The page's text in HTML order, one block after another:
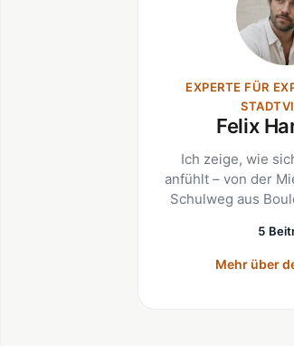
EXPERTE FÜR
Felix
Ich zeige, wie
anfühlt – von der
Schulweg aus
5
Mehr über